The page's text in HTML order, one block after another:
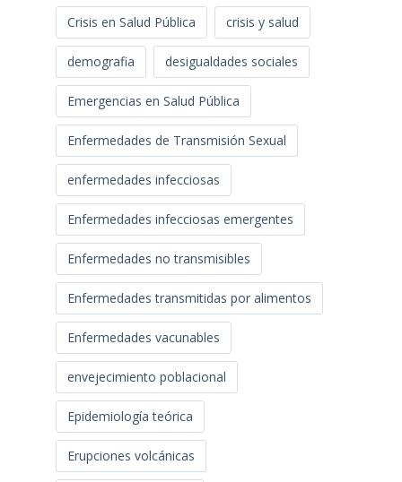
Crisis en Salud Pública crisis y salud
demografia desigualdades sociales
Emergencias en Salud Pública
Enfermedades de Transmisión Sexual
enfermedades infecciosas
Enfermedades infecciosas emergentes
Enfermedades no transmisibles
Enfermedades transmitidas por alimentos
Enfermedades vacunables
envejecimiento poblacional
Epidemiología teórica
Erupciones volcánicas